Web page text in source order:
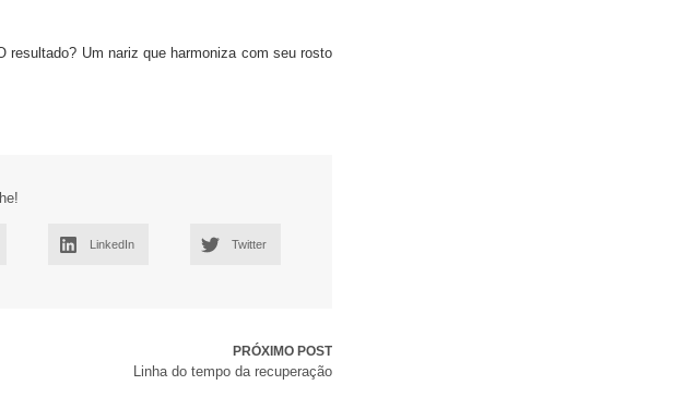
resultado? Um nariz que harmoniza com seu rosto
LinkedIn Twitter
PRÓXIMO POST
Linha do tempo da recuperação